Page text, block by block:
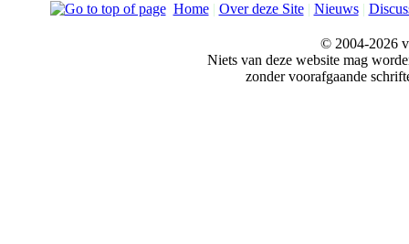
Home| Over deze Site| Nieuws|
© 2004-2026
Niets van deze website mag
zonder voorafgaande